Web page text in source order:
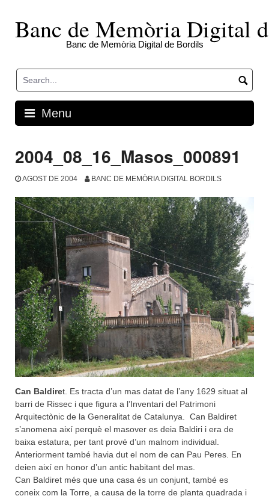
contentBanc de Memòria Digital
Banc de Memòria Digital de Bordils
Menu
2004_08_16_Masos_000891
AGOST DE 2004 BANC DE MEMÒRIA DIGITAL BORDILS
Can Baldiret. Es tracta d’un mas datat de l’any 1629 situat al
barri de Rissec i que figura a l’Inventari del Patrimoni
Arquitectònic de la Generalitat de Catalunya. Can Baldiret
s’anomena així perquè el masover es deia Baldiri i era de
baixa estatura, per tant prové d’un malnom individual.
Anteriorment també havia dut el nom de can Pau Peres. En
deien així en honor d’un antic habitant del mas.
Can Baldiret més que una casa és un conjunt, també es
coneix com la Torre, a causa de la torre de planta quadrada i